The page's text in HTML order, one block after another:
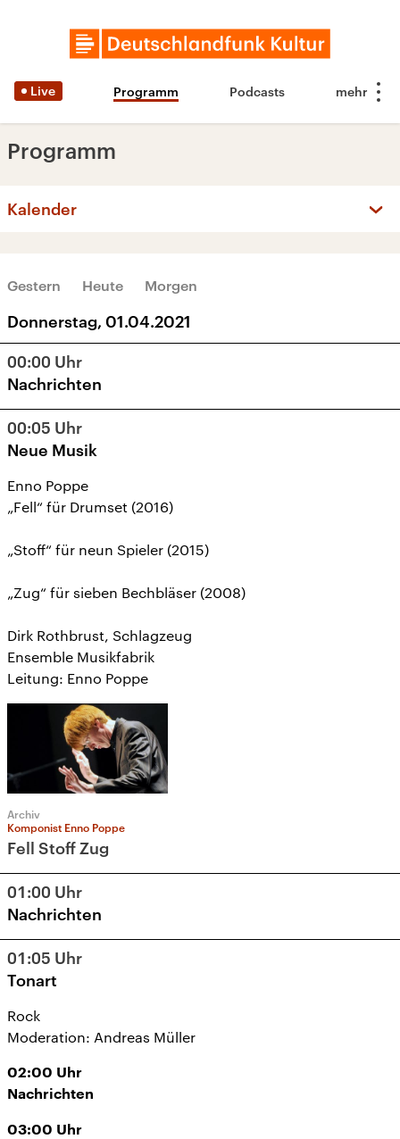
Live Programm Podcasts
Programm
Kalender
Mo Di Mi Do
5
Gestern Heute Morgen
Donnerstag, 01.04.2021
00:00 Uhr
Nachrichten
00:05 Uhr
Neue Musik
Enno Poppe
„Fell“ für Drumset (2016)
„Stoff“ für neun Spieler (2015)
„Zug“ für sieben Bechbläser (2008)
Dirk Rothbrust, Schlagzeug
Ensemble Musikfabrik
Leitung: Enno Poppe
Archiv
Komponist Enno Poppe
Fell Stoff Zug
01:00 Uhr
Nachrichten
01:05 Uhr
Tonart
Rock
Moderation: Andreas Müller
02:00 Uhr
Nachrichten
03:00 Uhr